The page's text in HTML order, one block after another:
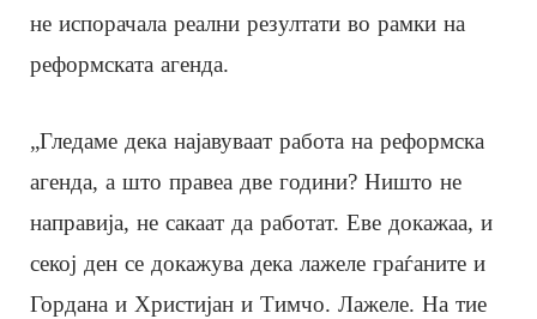
не испорачала реални резултати во рамки на
реформската агенда.
„Гледаме дека најавуваат работа на реформска
агенда, а што правеа две години? Ништо не
направија, не сакаат да работат. Еве докажаа, и
секој ден се докажува дека лажеле граѓаните и
Гордана и Христијан и Тимчо. Лажеле. На тие